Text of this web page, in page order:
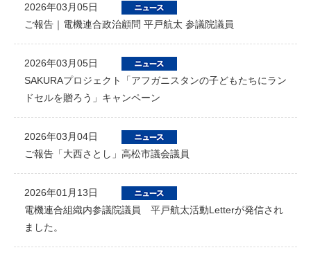
2026年03月05日
ご報告｜電機連合政治顧問 平戸航太 参議院議員
2026年03月05日
SAKURAプロジェクト「アフガニスタンの子どもたちにラン
ドセルを贈ろう」キャンペーン
2026年03月04日
ご報告「大西さとし」高松市議会議員
2026年01月13日
電機連合組織内参議院議員 平戸航太活動Letterが発信され
ました。